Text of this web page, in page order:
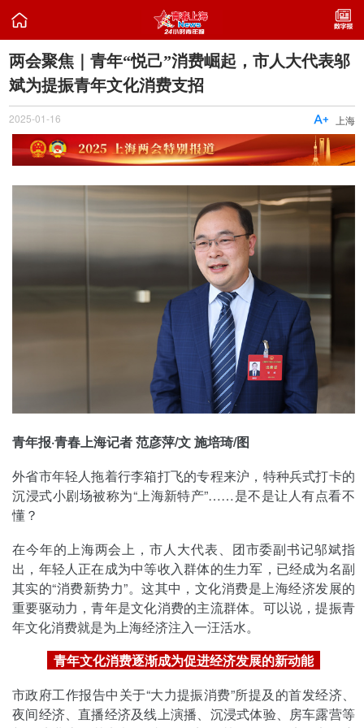

两会聚焦｜青年“悦己”消费崛起，市人大代表邬
斌为提振青年文化消费支招
2025-01-16 上海

青年报·青春上海记者 范彦萍/文 施培琦/图
外省市年轻人拖着行李箱打飞的专程来沪，特种兵式打卡的
沉浸式小剧场被称为“上海新特产”……是不是让人有点看不
懂？
在今年的上海两会上，市人大代表、团市委副书记邬斌指
出，年轻人正在成为中等收入群体的生力军，已经成为名副
其实的“消费新势力”。这其中，文化消费是上海经济发展的
重要驱动力，青年是文化消费的主流群体。可以说，提振青
年文化消费就是为上海经济注入一汪活水。
青年文化消费逐渐成为促进经济发展的新动能
市政府工作报告中关于“大力提振消费”所提及的首发经济、
夜间经济、直播经济及线上演播、沉浸式体验、房车露营等